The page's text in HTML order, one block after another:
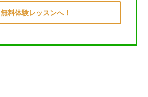
無料体験レッスンへ！